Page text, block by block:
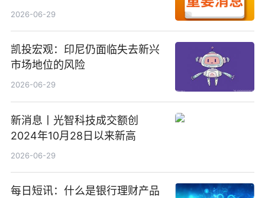
备案公示剧目197部
2026-06-29
凯投宏观：印尼仍面临失去新兴
市场地位的风险
2026-06-29
新消息丨光智科技成交额创
2024年10月28日以来新高
2026-06-29
每日短讯：什么是银行理财产品